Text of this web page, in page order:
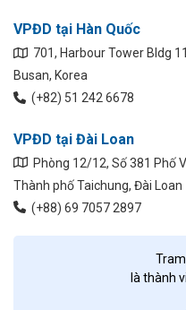
VPĐD tại Hàn Quốc
701, Harbour Tower Bldg
Busan, Korea
(+82) 51 242 6678
VPĐD tại Đài Loan
Phòng 12/12, Số 381 Phố
Thành phố Taichung, Đài Loan
(+88) 69 7057 2897
là thành